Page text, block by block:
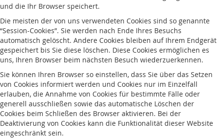
und die Ihr Browser speichert.
Die meisten der von uns verwendeten Cookies sind so genannte
“Session-Cookies”. Sie werden nach Ende Ihres Besuchs
automatisch gelöscht. Andere Cookies bleiben auf Ihrem Endgerät
gespeichert bis Sie diese löschen. Diese Cookies ermöglichen es
uns, Ihren Browser beim nächsten Besuch wiederzuerkennen.
Sie können Ihren Browser so einstellen, dass Sie über das Setzen
von Cookies informiert werden und Cookies nur im Einzelfall
erlauben, die Annahme von Cookies für bestimmte Fälle oder
generell ausschließen sowie das automatische Löschen der
Cookies beim Schließen des Browser aktivieren. Bei der
Deaktivierung von Cookies kann die Funktionalität dieser Website
eingeschränkt sein.